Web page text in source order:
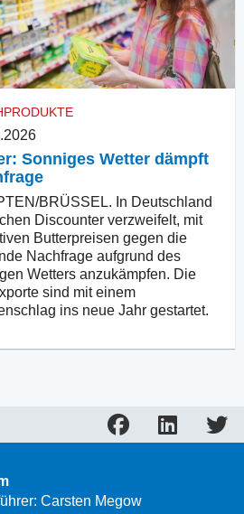
Sonniges Wetter dämpft
BRÜSSEL. In Deutschland
Discounter verzweifelt, mit
Butterpreisen gegen die
Nachfrage aufgrund des
Wetters anzukämpfen. Die
sind mit einem
ins neue Jahr gestartet.
Carsten Megow